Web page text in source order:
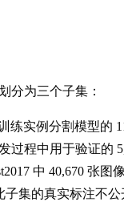
分为三个子集：
练实例分割模型的
过程中用于验证的
中 40,670 张图
子集的真实标注不